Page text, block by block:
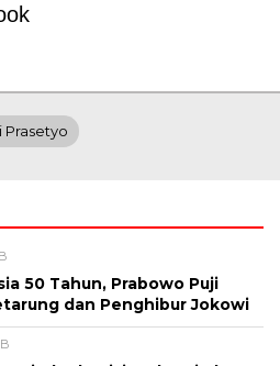
Prasetyo
50 Tahun, Prabowo Puji
dan Penghibur Jokowi